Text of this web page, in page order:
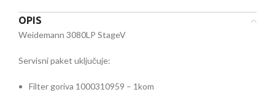
OPIS
Weidemann 3080LP StageV
Servisni paket uključuje:
Filter goriva 1000310959 – 1kom